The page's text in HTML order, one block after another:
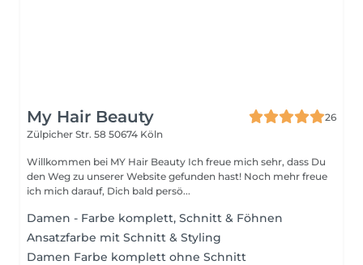
My Hair Beauty
26
Zülpicher Str. 58 50674 Köln
Willkommen bei MY Hair Beauty Ich freue mich sehr, dass Du
den Weg zu unserer Website gefunden hast! Noch mehr freue
ich mich darauf, Dich bald persö...
Damen - Farbe komplett, Schnitt & Föhnen
Ansatzfarbe mit Schnitt & Styling
Damen Farbe komplett ohne Schnitt